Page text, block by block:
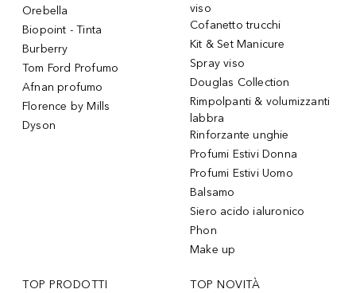
Orebella
Biopoint - Tinta
Burberry
Tom Ford Profumo
Afnan profumo
Florence by Mills
Dyson
viso
Cofanetto trucchi
Kit & Set Manicure
Spray viso
Douglas Collection
Rimpolpanti & volumizzanti
labbra
Rinforzante unghie
Profumi Estivi Donna
Profumi Estivi Uomo
Balsamo
Siero acido ialuronico
Phon
Make up
TOP PRODOTTI TOP NOVITÀ